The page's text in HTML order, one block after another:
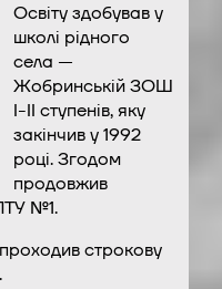
Освіту здобував у
школі рідного
села —
Жобринській ЗОШ
І-ІІ ступенів, яку
закінчив у 1992
році. Згодом
продовжив
№1.
строкову